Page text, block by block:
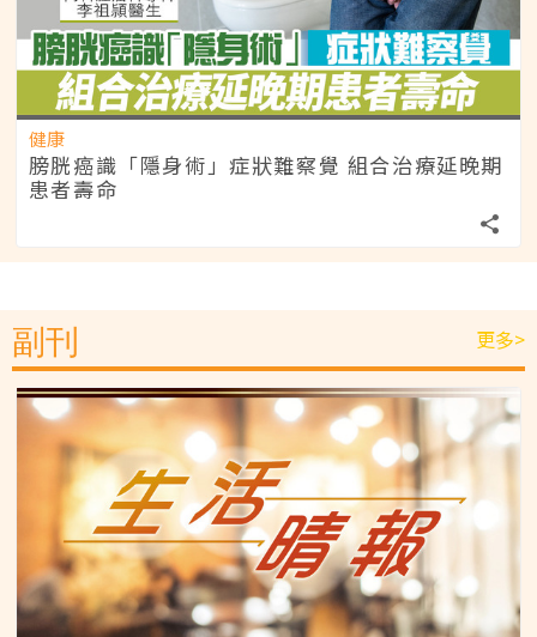
健康
膀胱癌識「隱身術」症狀難察覺 組合治療延晚期
患者壽命
副刊 更多>